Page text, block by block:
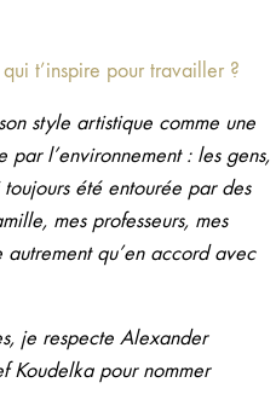
t’inspire pour travailler ?
style artistique comme une
par l’environnement : les gens,
été entourée par des
mes professeurs, mes
qu’en accord avec
je respecte Alexander
Koudelka pour nommer